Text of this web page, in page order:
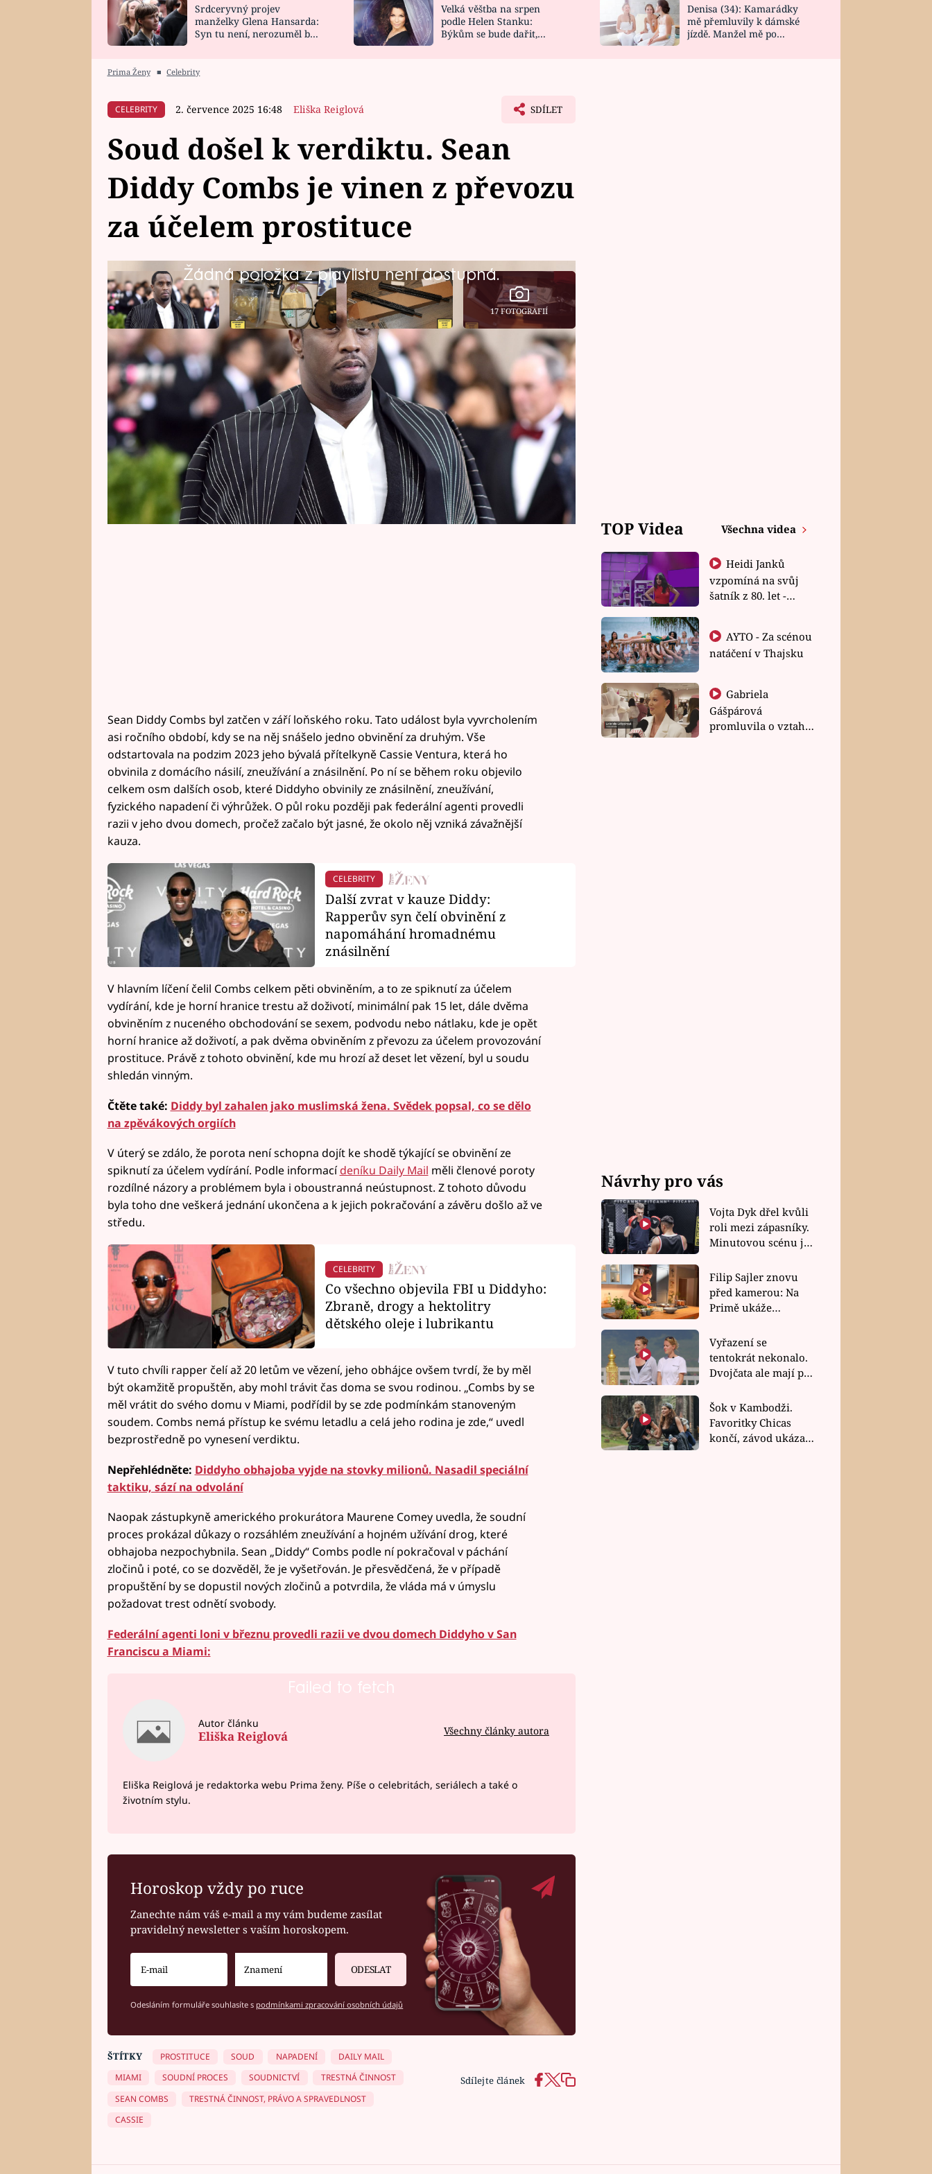
HOROSKOP NA
CELEBRITY
VAŘENÍ
NOVINKY
VIDEORECEPTY
DESIGN
Srdceryvný projev
manželky Glena Hansarda:
Syn tu není, nerozuměl by
Velká věštba na srpen
podle Helen Stanku:
Býkům se bude dařit,
Denisa (34): Kamarádky
mě přemluvily k dámské
jízdě. Manžel mě po
Prima Ženy ■ Celebrity
CELEBRITY 2. července 2025 16:48 Eliška Reiglová SDÍLET
Soud došel k verdiktu. Sean
Diddy Combs je vinen z převozu
za účelem prostituce
Žádná položka z playlistu není dostupná.
17 FOTOGRAFIÍ
Zatímco ještě v úterý to vypadalo, že porota u posledního z pěti
obvinění, kterým čelí Sean „Diddy“ Combs (55), ke shodě nedojde, ve
středu odpoledne došlo ke zvratu a padl verdikt. Soud v New Yorku
shledal rappera vinným z převozu za účelem provozování prostituce,
ale nevinným z obchodování s lidmi za účelem obchodování se sexem
a spiknutí za účelem vydírání.
Sean Diddy Combs byl zatčen v září loňského roku. Tato událost byla vyvrcholením
asi ročního období, kdy se na něj snášelo jedno obvinění za druhým. Vše
odstartovala na podzim 2023 jeho bývalá přítelkyně Cassie Ventura, která ho
obvinila z domácího násilí, zneužívání a znásilnění. Po ní se během roku objevilo
celkem osm dalších osob, které Diddyho obvinily ze znásilnění, zneužívání,
fyzického napadení či výhrůžek. O půl roku později pak federální agenti provedli
razii v jeho dvou domech, pročež začalo být jasné, že okolo něj vzniká závažnější
kauza.
CELEBRITY
Další zvrat v kauze Diddy:
Rapperův syn čelí obvinění z
napomáhání hromadnému
znásilnění
V hlavním líčení čelil Combs celkem pěti obviněním, a to ze spiknutí za účelem
vydírání, kde je horní hranice trestu až doživotí, minimální pak 15 let, dále dvěma
obviněním z nuceného obchodování se sexem, podvodu nebo nátlaku, kde je opět
horní hranice až doživotí, a pak dvěma obviněním z převozu za účelem provozování
prostituce. Právě z tohoto obvinění, kde mu hrozí až deset let vězení, byl u soudu
shledán vinným.
Čtěte také: Diddy byl zahalen jako muslimská žena. Svědek popsal, co se dělo
na zpěvákových orgiích
V úterý se zdálo, že porota není schopna dojít ke shodě týkající se obvinění ze
spiknutí za účelem vydírání. Podle informacídeníku Daily Mail měli členové poroty
rozdílné názory a problémem byla i oboustranná neústupnost. Z tohoto důvodu
byla toho dne veškerá jednání ukončena a k jejich pokračování a závěru došlo až ve
středu.
CELEBRITY
Co všechno objevila FBI u Diddyho:
Zbraně, drogy a hektolitry
dětského oleje i lubrikantu
V tuto chvíli rapper čelí až 20 letům ve vězení, jeho obhájce ovšem tvrdí, že by měl
být okamžitě propuštěn, aby mohl trávit čas doma se svou rodinou. „Combs by se
měl vrátit do svého domu v Miami, podřídil by se zde podmínkám stanoveným
soudem. Combs nemá přístup ke svému letadlu a celá jeho rodina je zde,“ uvedl
bezprostředně po vynesení verdiktu.
Nepřehlédněte: Diddyho obhajoba vyjde na stovky milionů. Nasadil speciální
taktiku, sází na odvolání
Naopak zástupkyně amerického prokurátora Maurene Comey uvedla, že soudní
proces prokázal důkazy o rozsáhlém zneužívání a hojném užívání drog, které
obhajoba nezpochybnila. Sean „Diddy“ Combs podle ní pokračoval v páchání
zločinů i poté, co se dozvěděl, že je vyšetřován. Je přesvědčená, že v případě
propuštění by se dopustil nových zločinů a potvrdila, že vláda má v úmyslu
požadovat trest odnětí svobody.
Federální agenti loni v březnu provedli razii ve dvou domech Diddyho v San
Franciscu a Miami:
Failed to fetch
Autor článku
Eliška Reiglová Všechny články autora
Eliška Reiglová je redaktorka webu Prima ženy. Píše o celebritách, seriálech a také o
životním stylu.
Horoskop vždy po ruce
Zanechte nám váš e-mail a my vám budeme zasílat
pravidelný newsletter s vaším horoskopem.
ODESLAT
Odesláním formuláře souhlasíte s podmínkami zpracování osobních údajů
Sdílejte článek
ŠTÍTKY PROSTITUCE SOUD NAPADENÍ
DAILY MAIL
MIAMI
SOUDNÍ PROCES SOUDNICTVÍ
TRESTNÁ ČINNOST
SEAN COMBS
TRESTNÁ ČINNOST, PRÁVO A SPRAVEDLNOST
CASSIE
TOP Videa Všechna videa
Heidi Janků
vzpomíná na svůj
šatník z 80. let -
natáčení v Thajsku
Gabriela
Gášpárová
promluvila o vztahu
Návrhy pro vás
Vojta Dyk dřel kvůli
roli mezi zápasníky.
Minutovou scénu jel
Filip Sajler znovu
před kamerou: Na
Primě ukáže
rychlé recepty
Vyřazení se
tentokrát nekonalo.
Dvojčata ale mají po
závodu nůž na krku
Šok v Kambodži.
Favoritky Chicas
končí, závod ukázal